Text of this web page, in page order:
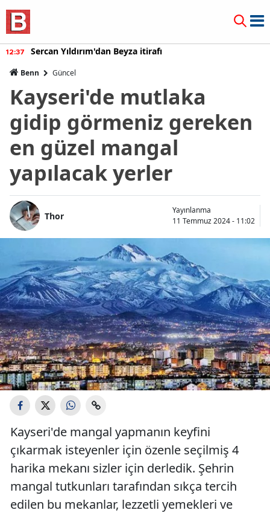
Sercan Yıldırım'dan Beyza itirafı
Benn Güncel
Kayseri'de mutlaka
gidip görmeniz gereken
en güzel mangal
yapılacak yerler
Thor
Yayınlanma
11 Temmuz 2024 - 11:02
Kayseri'de mangal yapmanın keyfini
çıkarmak isteyenler için özenle seçilmiş 4
harika mekanı sizler için derledik. Şehrin
mangal tutkunları tarafından sıkça tercih
edilen bu mekanlar, lezzetli yemekleri ve